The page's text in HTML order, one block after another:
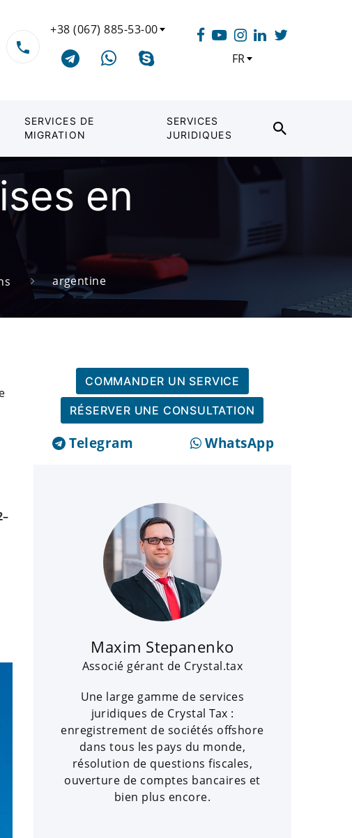
+38 (067) 885-53-00
FR
SERVICES DE
MIGRATION
SERVICES
JURIDIQUES
en
argentine
COMMANDER UN SERVICE
RÉSERVER UNE CONSULTATION
Telegram WhatsApp
Maxim Stepanenko
Associé gérant de Crystal.tax
Une large gamme de services
juridiques de Crystal Tax :
enregistrement de sociétés offshore
dans tous les pays du monde,
résolution de questions fiscales,
ouverture de comptes bancaires et
bien plus encore.